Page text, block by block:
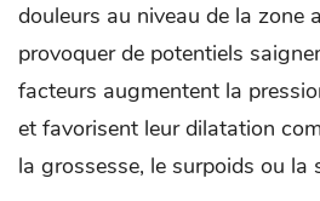
douleurs au niveau de la zone
provoquer de potentiels
facteurs augmentent la
et favorisent leur dilatation
la grossesse, le surpoids ou la